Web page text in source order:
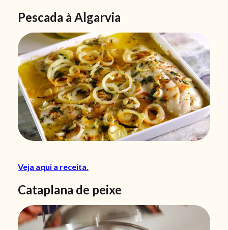
Pescada à Algarvia
Veja aqui a receita.
Cataplana de peixe